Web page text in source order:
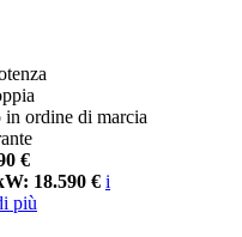
in ordine di marcia
€
18.590 € i
più